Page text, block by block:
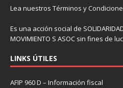
Lea nuestros Términos y
Es una acción social de
MOVIMIENTO S ASOC sin fines de
LINKS ÚTILES
AFIP 960 D – Información fiscal